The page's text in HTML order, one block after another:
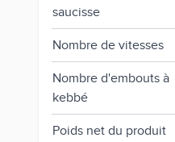
saucisse
Nombre de vitesses
Nombre d'embouts à
kebbé
Poids net du produit